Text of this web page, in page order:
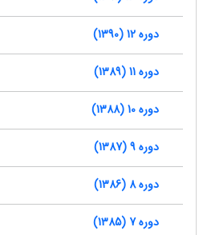
دوره 12 (1390)
دوره 11 (1389)
دوره 10 (1388)
دوره 9 (1387)
دوره 8 (1386)
دوره 7 (1385)